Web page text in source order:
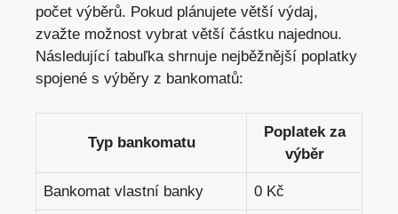
počet výběrů. Pokud plánujete větší výdaj,
zvažte možnost vybrat větší částku najednou.
Následující tabuľka shrnuje nejběžnější poplatky
spojené s výběry z bankomatů:
Typ bankomatu
Poplatek za
výběr
Bankomat vlastní banky 0 Kč